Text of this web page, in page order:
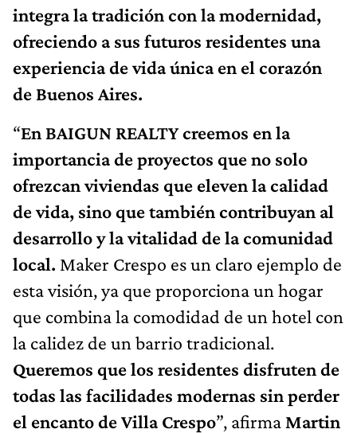
integra la tradición con la modernidad,
ofreciendo a sus futuros residentes una
experiencia de vida única en el corazón
de Buenos Aires.
“En BAIGUN REALTY creemos en la
importancia de proyectos que no solo
ofrezcan viviendas que eleven la calidad
de vida, sino que también contribuyan al
desarrollo y la vitalidad de la comunidad
local. Maker Crespo es un claro ejemplo de
esta visión, ya que proporciona un hogar
que combina la comodidad de un hotel con
la calidez de un barrio tradicional.
Queremos que los residentes disfruten de
todas las facilidades modernas sin perder
el encanto de Villa Crespo”, afirma Martin